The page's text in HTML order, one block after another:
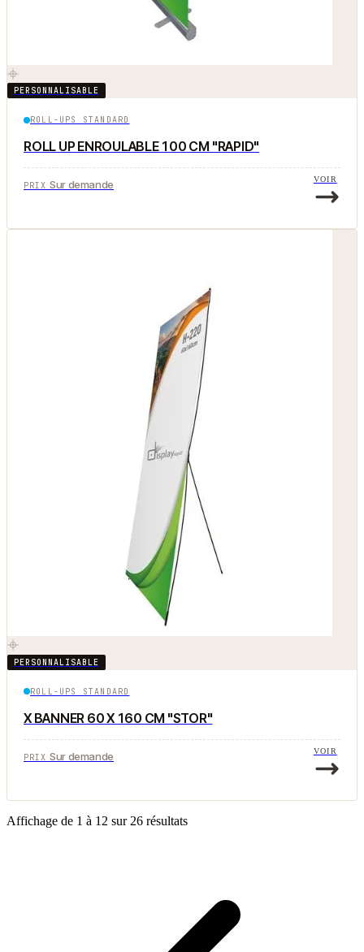
PERSONNALISABLE
ROLL-UPS STANDARD
ROLL UP ENROULABLE 100 CM "RAPID"
PRIX Sur demande VOIR
PERSONNALISABLE
ROLL-UPS STANDARD
X BANNER 60 X 160 CM "STOR"
PRIX Sur demande VOIR
Affichage de 1 à 12 sur 26 résultats